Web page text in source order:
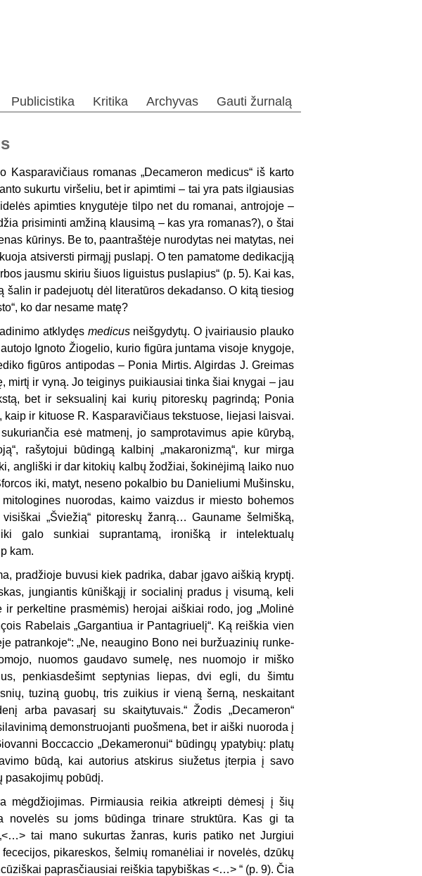
Publicistika Kritika Archyvas Gauti žurnalą
Kasparavičiaus romanas „Decameron medicus“ iš karto
sukurtu viršeliu, bet ir apimtimi – tai yra pats ilgiausias
apimties knygutėje tilpo net du romanai, antrojoje –
prisiminti amžiną klausimą – kas yra romanas?), o štai
kūrinys. Be to, paantraštėje nurodytas nei matytas, nei
atsiversti pirmąjį puslapį. O ten pamatome dedikacįją
jausmu skiriu šiuos liguistus pusla­pius“ (p. 5). Kai kas,
šalin ir padejuotų dėl literatūros dekadanso. O kitą tiesiog
ko dar nesame matę?
atklydęsmedicus neišgydytų. O įvairiausio plauko
Ignoto Žiogelio, kurio figūra juntama visoje knygoje,
figūros antipodas – Ponia Mirtis. Al­girdas J. Greimas
mirtį ir vyną. Jo teiginys puikiausiai tinka šiai knygai – jau
bet ir seksualinį kai kurių pitoreskų pagrindą; Ponia
ir kituose R. Kaspara­vičiaus tekstuose, liejasi laisvai.
esė matmenį, jo sampro­tavimus apie kūrybą,
rašytojui būdingą kalbinį „makaronizmą“, kur mirga
angliš­ki ir dar kitokių kalbų žodžiai, šoki­nėjimą laiko nuo
iki, matyt, neseno pokalbio bu Danieliumi Mušinsku,
nuoro­das, kaimo vaizdus ir miesto bohemos
„Šviežią“ pitoreskų žan­rą… Gauname šelmišką,
galo sunkiai suprantamą, ironišką ir inte­lektualų
kam.
pradžioje buvusi kiek pad­rika, dabar įgavo aiškią kryptį.
jungiantis kūniškąjį ir socialinį pradus į visumą, keli
perkeltine prasmėmis) herojai aiškiai rodo, jog „Molinė
Rabelais „Gargantiua ir Pantagriuelį“. Ką reiš­kia vien
patrankoje“: „Ne, neaugino Bono nei buržuazinių runke­
nuomos gaudavo sumelę, nes nuomojo ir miško
penkiasdešimt septynias liepas, dvi egli, du šimtu
tuziną guobų, tris zuikius ir vieną šerną, neskaitant
arba pavasarį su skaitytuvais.“ Žodis „De­cameron“
demonst­ruojanti puošmena, bet ir aiški nuoro­da į
Boccaccio „Dekameronui“ būdingų ypatybių: platų
būdą, kai autorius atskirus siužetus įterpia į savo
pasakojimų pobūdį.
mėgdžiojimas. Pirmiausia reikia atkreipti dėmesį į šių
novelės su joms būdinga trinare struk­tūra. Kas gi ta
„<…> tai mano sukurtas žanras, kuris patiko net Jurgiui
pikareskos, šelmių romanėliai ir novelės, dzūkų
paprasčiausiai reiškia tapybiškas <…> “ (p. 9). Čia